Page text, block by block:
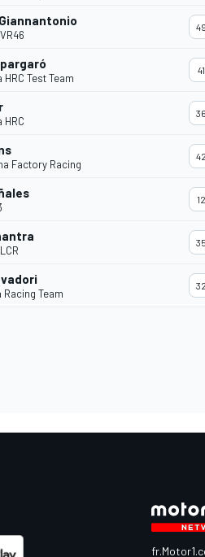
49
HRC Test Team
41
HRC
36
Factory Racing
42
12
35
Racing Team
32